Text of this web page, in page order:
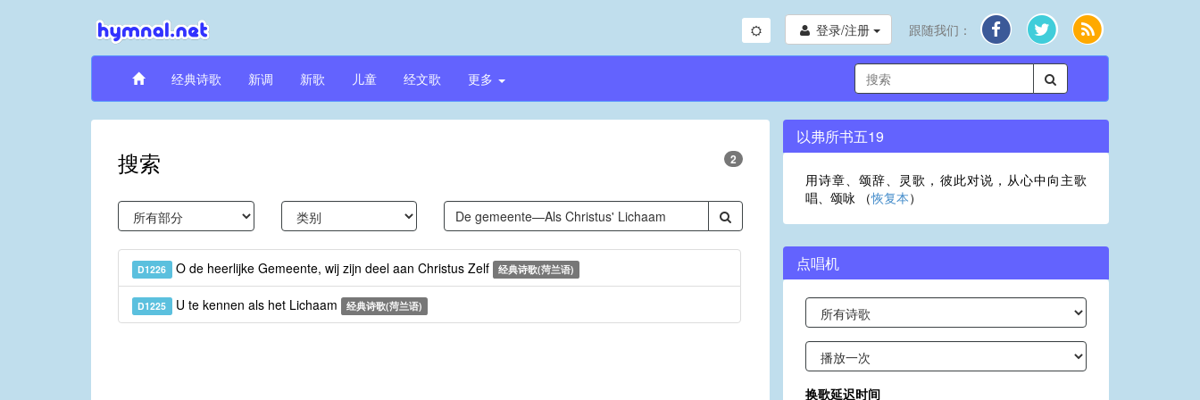
登录/注册 跟随我们：
经典诗歌 新调 新歌 儿童 经文歌 更多
搜索 2
D1226 O de heerlijke Gemeente, wij zijn deel aan Christus Zelf 经典诗歌(菏兰语)
D1225 U te kennen als het Lichaam 经典诗歌(菏兰语)
以弗所书五19
用诗章、颂辞、灵歌，彼此对说，从心中向主歌
唱、颂咏 （恢复本）
点唱机
换歌延迟时间